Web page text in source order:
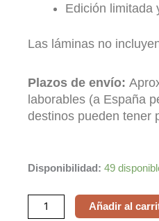
Edición limitada
Las láminas no
Plazos de envío:
laborables (a España
destinos pueden tener
Disponibilidad: 49
Star
Luke
Skywalker
Añadir al